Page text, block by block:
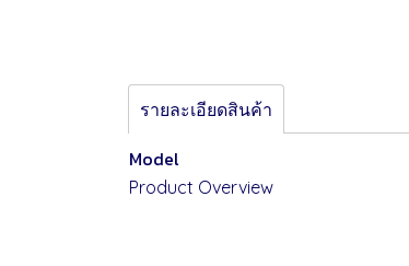
รายละเอียดสินค้า
Model
Product Overview